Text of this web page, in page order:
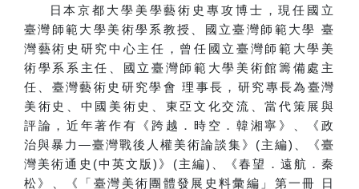
日本京都大學美學藝術史專攻博士，現任國立
臺灣師範大學美術學系教授、國立臺灣師範大學 臺
灣藝術史研究中心主任，曾任國立臺灣師範大學美
術學系系主任、國立臺灣師範大學美術館籌備處主
任、臺灣藝術史研究學會 理事長，研究專長為臺灣
美術史、中國美術史、東亞文化交流、當代策展與
評論，近年著作有《跨越．時空．韓湘寧》、《政
治與暴力—臺灣戰後人權美術論談集》(主編)、《臺
灣美術通史(中英文版)》(主編)、《春望．遠航．秦
松》、《「臺灣美術團體發展史料彙編」第一冊 日